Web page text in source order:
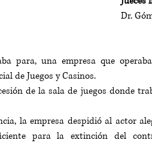
Dr.
para, una empresa que
de Juegos y Casinos.
de la sala de juegos donde
la empresa despidió al actor
para la extinción del